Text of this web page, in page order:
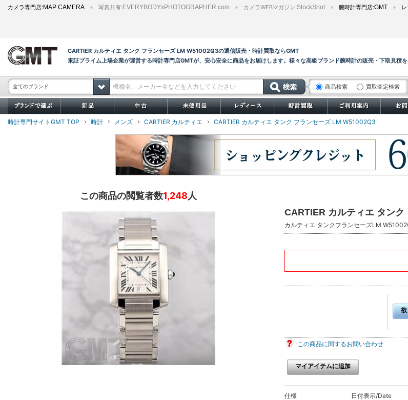
カメラ専門店:MAP CAMERA 写真共有: EVERYBODYxPHOTOGRAPHER.com カメラWEBマガジン:StockShot 腕時計専門店:GMT
CARTIER カルティエ タンク フランセーズ LM W51002Q3の通信販売・時計買取ならGMT
東証プライム上場企業が運営する時計専門店GMTが、安心安全に商品をお届けします。様々な高級ブランド腕時計の販売・下取見積を
全てのブランド 商品検索 買取査定検索
時計専門サイトGMT TOP
時計 メンズ CARTIER カルティエ CARTIER カルティエ タンク フランセーズ LM W51002Q3
CARTIER カルティエ タン
カルティエ タンクフランセーズLM
この商品の閲覧者数1,248人
この商品に関するお問い合わせ
マイアイテムに追加
仕様
日付表示/Date